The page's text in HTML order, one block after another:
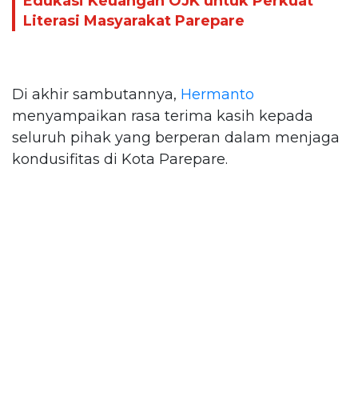
Literasi Masyarakat Parepare
Di akhir sambutannya, Hermanto
menyampaikan rasa terima kasih kepada
seluruh pihak yang berperan dalam menjaga
kondusifitas di Kota Parepare.